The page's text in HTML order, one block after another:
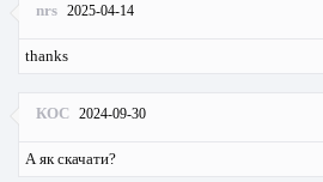
nrs 2025-04-14
thanks
КОС 2024-09-30
А як скачати?